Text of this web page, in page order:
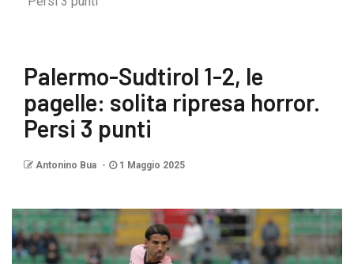
Palermo-Sudtirol 1-2, le
pagelle: solita ripresa horror.
Persi 3 punti
Antonino Bua 1 Maggio 2025